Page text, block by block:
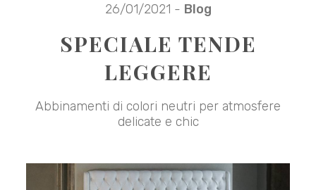
26/01/2021 - Blog
SPECIALE TENDE
LEGGERE
Abbinamenti di colori neutri per atmosfere
delicate e chic